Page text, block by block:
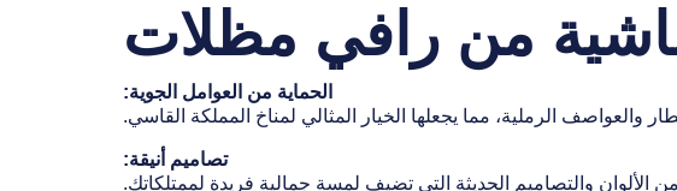
من رافي مظلات
الحماية من العوامل الجوية:
والعواصف الرملية، مما يجعلها الخيار المثالي لمناخ المملكة القاسي.
تصاميم أنيقة:
والتصاميم الحديثة التي تضيف لمسة جمالية فريدة لممتلكاتك.